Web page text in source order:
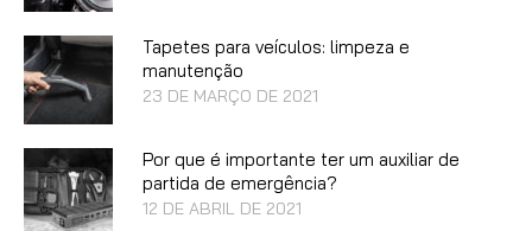
Tapetes para veículos: limpeza e
manutenção
23 DE MARÇO DE 2021
Por que é importante ter um auxiliar de
partida de emergência?
12 DE ABRIL DE 2021